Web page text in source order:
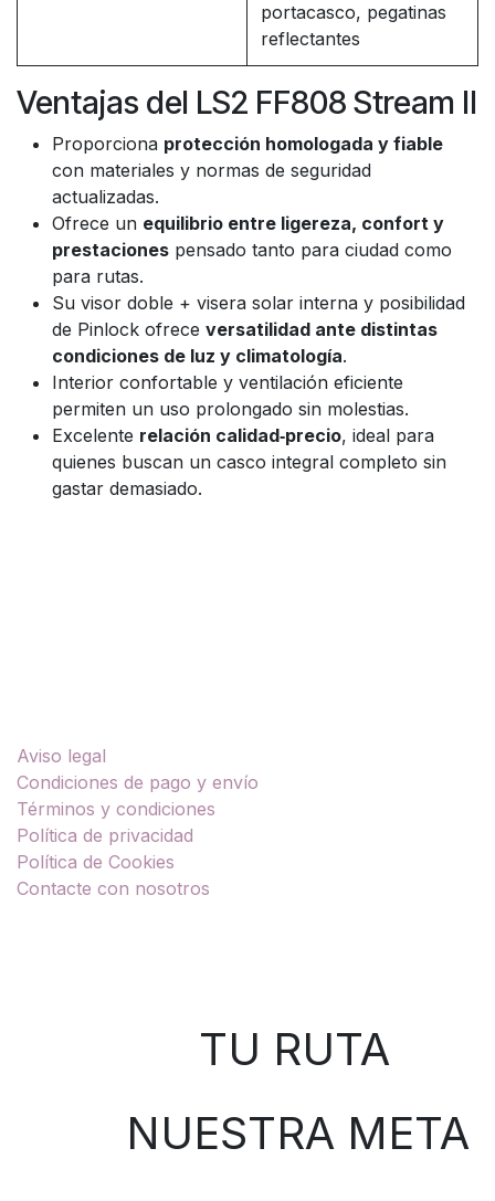
portacasco, pegatinas
reflectantes
Ventajas del LS2 FF808 Stream II
Proporciona protección homologada y fiable
con materiales y normas de seguridad
actualizadas.
Ofrece un equilibrio entre ligereza, confort y
prestaciones pensado tanto para ciudad como
para rutas.
Su visor doble + visera solar interna y posibilidad
de Pinlock ofrece versatilidad ante distintas
condiciones de luz y climatología.
Interior confortable y ventilación eficiente
permiten un uso prolongado sin molestias.
Excelente relación calidad‑precio, ideal para
quienes buscan un casco integral completo sin
gastar demasiado.
Aviso legal
Condiciones de pago y envío
Términos y condiciones
Política de privacidad
Política de Cookies
Contacte con nosotros
TU RUTA
NUESTRA META